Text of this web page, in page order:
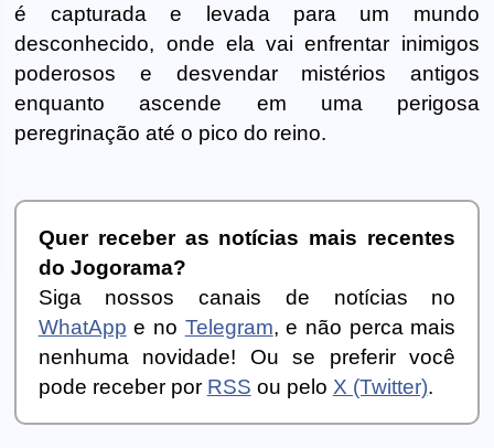
é capturada e levada para um mundo
desconhecido, onde ela vai enfrentar inimigos
poderosos e desvendar mistérios antigos
enquanto ascende em uma perigosa
peregrinação até o pico do reino.
Quer receber as notícias mais recentes
do Jogorama?
Siga nossos canais de notícias no
WhatApp e no Telegram, e não perca mais
nenhuma novidade! Ou se preferir você
pode receber por RSS ou pelo X (Twitter).